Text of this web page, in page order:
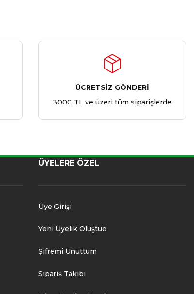
ÜCRETSİZ GÖNDERİ
3000 TL ve üzeri tüm siparişlerde
ÜYELERE ÖZEL
Üye Girişi
Yeni Üyelik Oluştue
Şifremi Unuttum
Sipariş Takibi